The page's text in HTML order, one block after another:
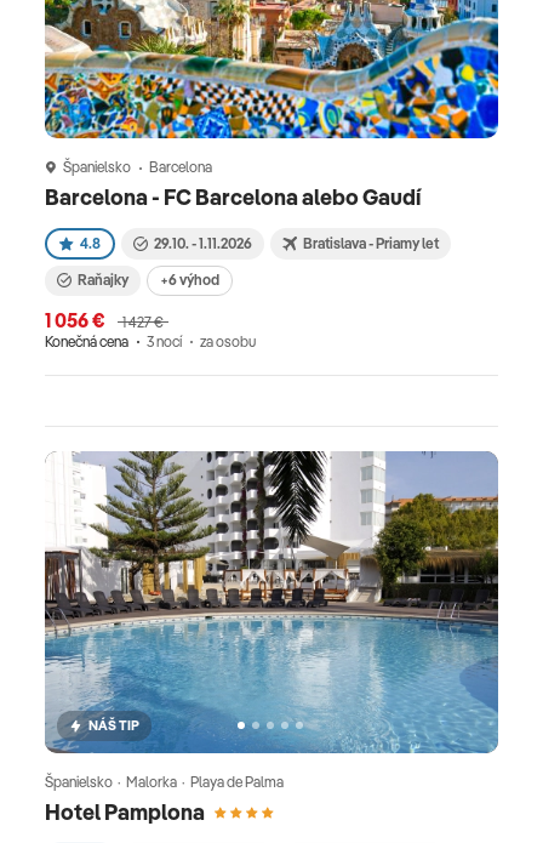
Španielsko Barcelona
Barcelona - FC Barcelona alebo Gaudí
4.8 29.10. - 1.11.2026 Bratislava - Priamy let
Raňajky +6 výhod
1 056 €
1 427 €
Konečná cena
3 nocí za osobu
NÁŠ TIP
Hotel Pamplona
Španielsko · Malorka · Playa de Palma